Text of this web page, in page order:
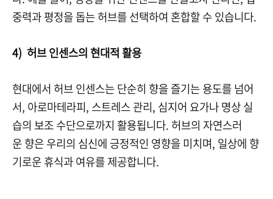
중력과 평정을 돕는 허브를 선택하여 혼합할 수 있습니다.
4) 허브 인센스의 현대적 활용
현대에서 허브 인센스는 단순히 향을 즐기는 용도를 넘어
서, 아로마테라피, 스트레스 관리, 심지어 요가나 명상 실
습의 보조 수단으로까지 활용됩니다. 허브의 자연스러
운 향은 우리의 심신에 긍정적인 영향을 미치며, 일상에 향
기로운 휴식과 여유를 제공합니다.